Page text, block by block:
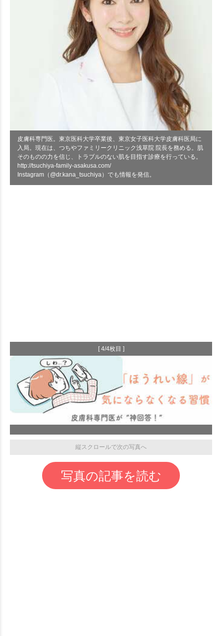
皮膚科専門医。東京医科大学卒業後、東京女子医科大学皮膚科医局に
入局。現在は、つちやファミリークリニック浅草院 院長を務める。肌
そのものの力を信じ、トラブルのない肌を目指す診療を行っている。
http://tsuchiya-family-asakusa.com/
Instagram（@dr.kana_tsuchiya）でも情報を発信。
[ 4/4枚目 ]
縦スクロールで次の写真へ
写真の記事を読む